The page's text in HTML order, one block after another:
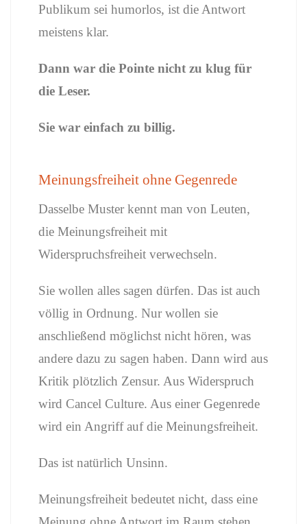
Publikum sei humorlos, ist die Antwort
meistens klar.
Dann war die Pointe nicht zu klug für
die Leser.
Sie war einfach zu billig.
Meinungsfreiheit ohne Gegenrede
Dasselbe Muster kennt man von Leuten,
die Meinungsfreiheit mit
Widerspruchsfreiheit verwechseln.
Sie wollen alles sagen dürfen. Das ist auch
völlig in Ordnung. Nur wollen sie
anschließend möglichst nicht hören, was
andere dazu zu sagen haben. Dann wird aus
Kritik plötzlich Zensur. Aus Widerspruch
wird Cancel Culture. Aus einer Gegenrede
wird ein Angriff auf die Meinungsfreiheit.
Das ist natürlich Unsinn.
Meinungsfreiheit bedeutet nicht, dass eine